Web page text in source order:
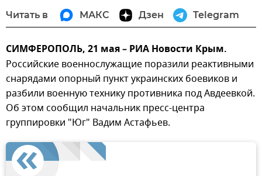
Читать в МАКС Дзен Telegram
СИМФЕРОПОЛЬ, 21 мая – РИА Новости Крым.
Российские военнослужащие поразили реактивными
снарядами опорный пункт украинских боевиков и
разбили военную технику противника под Авдеевкой.
Об этом сообщил начальник пресс-центра
группировки "Юг" Вадим Астафьев.